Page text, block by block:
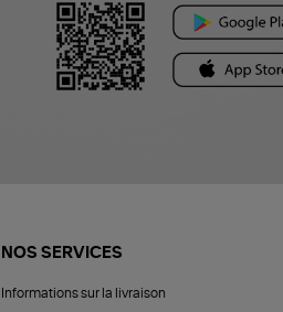
NOS SERVICES
Informations sur la livraison